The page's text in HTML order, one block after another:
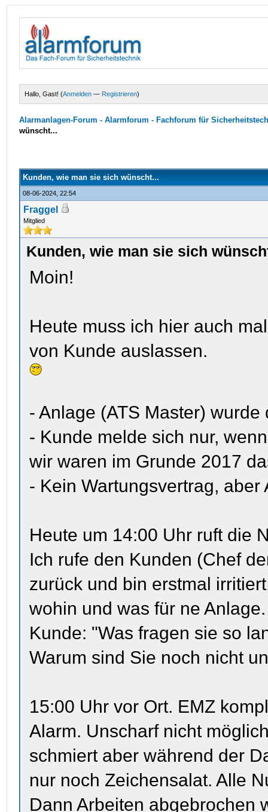
Hallo, Gast! (Anmelden — Registrieren)
Alarmanlagen-Forum - Alarmforum - Fachforum für
wünscht...
Kunden, wie man sie sich wünscht...
08-06-2024, 22:54
Fraggel
Mitglied
Kunden, wie man sie sich
Moin!
Heute muss ich hier auch
von Kunde auslassen.
- Anlage (ATS Master)
- Kunde melde sich nur,
wir waren im Grunde 2017
- Kein Wartungsvertrag, aber
Heute um 14:00 Uhr ruft die
Ich rufe den Kunden (Chef
zurück und bin erstmal
wohin und was für ne
Kunde: "Was fragen sie so
Warum sind Sie noch nicht
15:00 Uhr vor Ort. EMZ
Alarm. Unscharf nicht
schmiert aber während der
nur noch Zeichensalat. Alle
Dann Arbeiten abgebrochen